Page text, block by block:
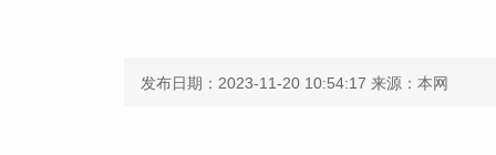
发布日期：2023-11-20 10:54:17 来源：本网